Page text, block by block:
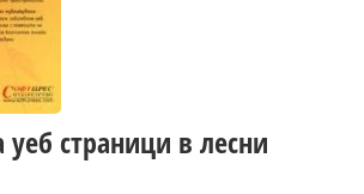
уеб страници в лесни